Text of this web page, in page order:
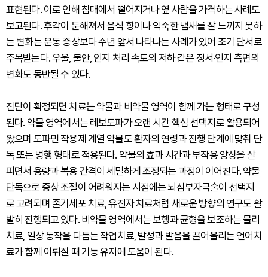
표현된다. 이로 인해 침대에서 떨어지거나 옆 사람을 가격하는 사례도
보고된다. 후각이 둔해져서 음식 향이나 익숙한 냄새를 잘 느끼지 못하
는 변화는 운동 증상보다 수년 앞서 나타나는 사례가 있어 조기 단서로
주목받는다. 우울, 불안, 인지 처리 속도의 저하 같은 정서·인지 측면의
변화도 동반될 수 있다.
진단이 확정되면 치료는 약물과 비약물 영역이 함께 가는 형태로 구성
된다. 약물 영역에서는 레보도파가 오랜 시간 핵심 선택지로 활용되어
왔으며 도파민 작용제 계열 약물도 환자의 연령과 진행 단계에 맞춰 단
독 또는 병행 형태로 적용된다. 약물의 효과 시간과 부작용 양상을 살
피면서 용량과 복용 간격이 세밀하게 조정되는 과정이 이어진다. 약물
단독으로 증상 조절이 어려워지는 시점에는 뇌심부자극술이 선택지
로 고려되며 줄기세포 치료, 유전자 치료처럼 새로운 방향의 연구도 활
발히 진행되고 있다. 비약물 영역에서는 보행과 균형을 보조하는 물리
치료, 일상 동작을 다듬는 작업치료, 발성과 발음을 끌어올리는 언어치
료가 함께 이뤄질 때 기능 유지에 도움이 된다.